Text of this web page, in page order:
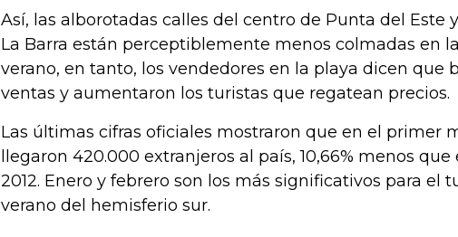
Así, las alborotadas calles del centro de Punta del Este
La Barra están perceptiblemente menos colmadas en
verano, en tanto, los vendedores en la playa dicen que
ventas y aumentaron los turistas que regatean precios.
Las últimas cifras oficiales mostraron que en el primer
llegaron 420.000 extranjeros al país, 10,66% menos
2012. Enero y febrero son los más significativos para el
verano del hemisferio sur.